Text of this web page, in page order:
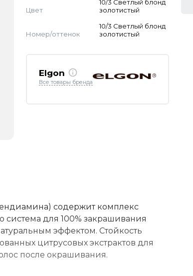
Цвет
10/3 Светлый блонд
золотистый
Номер/оттенок
10/3 Светлый блонд
золотистый
Elgon
Все товары бренда
содержит комплекс
система для 100% закрашивания
эффектом. Стойкость
цитрусовых экстрактов для
после окрашивания.